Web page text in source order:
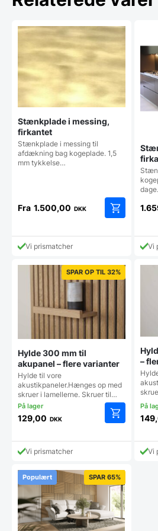
Stænkplade i messing,
firkantet
Stænkplade i messing til
afdækning bag kogeplade. 1,5
mm tykkelse…
Fra 1.500,00 DKK
vare
varianter.
kan
på
Vi prismatcher Vi
SPAR OP TIL 32%
Hylde 300 mm til
akupanel – flere varianter
Hylde til vore
akustikpaneler.Hænges op med
skruer i lamellerne. Skruer til…
129,00 DKK
vare
varianter.
kan
vælges
på
varesiden
Vi prismatcher
–
Vi
Populært SPAR 65%